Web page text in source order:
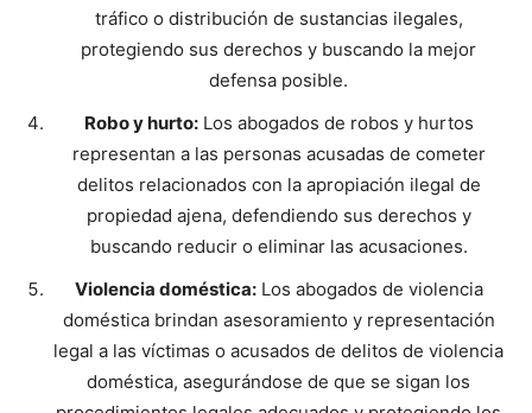
tráfico o distribución de sustancias ilegales,
protegiendo sus derechos y buscando la mejor
defensa posible.
Robo y hurto:Los abogados de robos y hurtos
representan a las personas acusadas de cometer
delitos relacionados con la apropiación ilegal de
propiedad ajena, defendiendo sus derechos y
buscando reducir o eliminar las acusaciones.
Violencia doméstica:Los abogados de violencia
doméstica brindan asesoramiento y representación
legal a las víctimas o acusados de delitos de violencia
doméstica, asegurándose de que se sigan los